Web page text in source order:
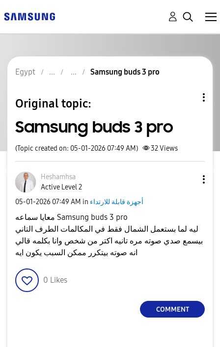
Egypt Samsung buds 3 pro
Original topic:
Samsung buds 3 pro
(Topic created on: 05-01-2026 07:49 AM) 32Views
Heshamhsa
Active Level 2
‎05-01-2026 07:49 AM in أجهزة قابلة للارتداء
Samsung buds 3 pro
ليه لما بستعمل الشمال فقط في المكالمات الطرف التاني
بيسمع صدي صوته مره تانيه اكتر من شخص وانا بكلمه قالي
انه صوته بيتكرر ممكن السبب يكون ايه
0 Likes
COMMENT